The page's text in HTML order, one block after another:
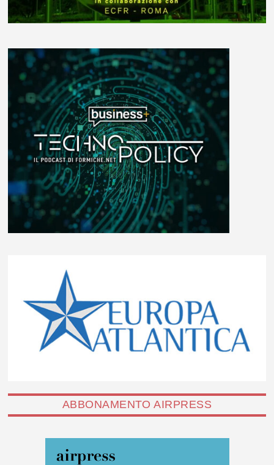
ABBONAMENTO AIRPRESS